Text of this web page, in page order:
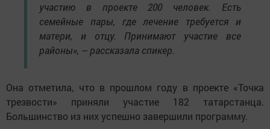
участию в проекте 200 человек. Есть
семейные пары, где лечение требуется и
матери, и отцу. Принимают участие все
районы», – рассказала спикер.
Она отметила, что в прошлом году в проекте «Точка
трезвости» приняли участие 182 татарстанца.
Большинство из них успешно завершили программу.